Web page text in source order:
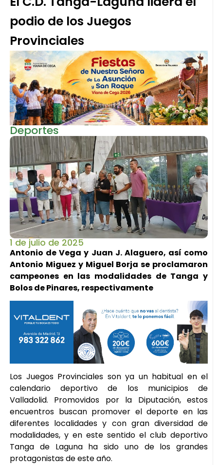
podio de los Juegos
Provinciales
Deportes
1 de julio de 2025
Antonio de Vega y Juan J. Alaguero, así como
Antonio Miguez y Miguel Borja se proclamaron
campeones en las modalidades de Tanga y
Bolos de Pinares, respectivamente
Los Juegos Provinciales son ya un habitual en el
calendario deportivo de los municipios de
Valladolid. Promovidos por la Diputación, estos
encuentros buscan promover el deporte en las
diferentes localidades y con gran diversidad de
modalidades, y en este sentido el club deportivo
Tanga de Laguna ha sido uno de los grandes
protagonistas de este año.